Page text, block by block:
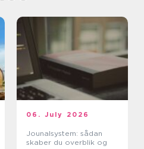
06. July 2026
Jounalsystem: sådan
skaber du overblik og